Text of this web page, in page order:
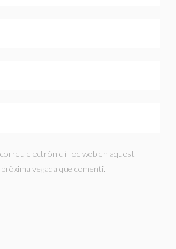
electrònic i lloc web en aquest
vegada que comenti.